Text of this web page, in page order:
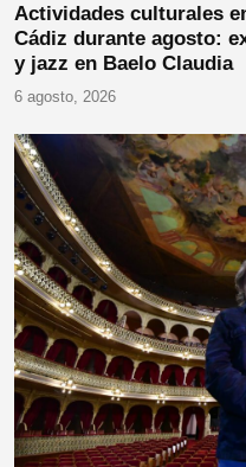
Actividades culturales
Cádiz durante agosto:
y jazz en Baelo Claudia
6 agosto, 2026